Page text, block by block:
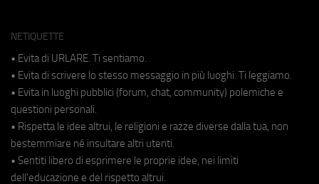
NETIQUETTE
• Evita di URLARE. Ti sentiamo.
• Evita di scrivere lo stesso messaggio in più luoghi. Ti leggiamo.
• Evita in luoghi pubblici (forum, chat, community) polemiche e
questioni personali.
• Rispetta le idee altrui, le religioni e razze diverse dalla tua, non
bestemmiare né insultare altri utenti.
• Sentiti libero di esprimere le proprie idee, nei limiti
dell'educazione e del rispetto altrui.